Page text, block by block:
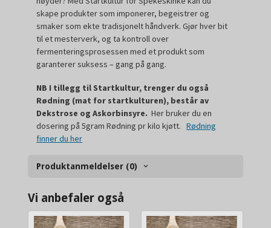
skape produkter som imponerer, begeistrer og
smaker som ekte tradisjonelt håndverk. Gjør hver bit
til et mesterverk, og ta kontroll over
fermenteringsprosessen med et produkt som
garanterer suksess – gang på gang.
NB I tillegg til Startkultur, trenger du også
Rødning (mat for startkulturen), består av
Dekstrose og Askorbinsyre. Her bruker du en
dosering på 5gram Rødning pr kilo kjøtt.Rødning
finner du her
Produktanmeldelser (0)
Vi anbefaler også